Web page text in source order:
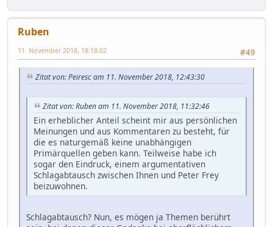
Ruben
#49
11. November 2018, 18:18:02
Zitat von: Peiresc am 11. November 2018, 12:43:30
Zitat von: Ruben am 11. November 2018, 11:32:46
Ein erheblicher Anteil scheint mir aus persönlichen
Meinungen und aus Kommentaren zu besteht, für
die es naturgemäß keine unabhängigen
Primärquellen geben kann. Teilweise habe ich
sogar den Eindruck, einem argumentativen
Schlagabtausch zwischen Ihnen und Peter Frey
beizuwohnen.
Schlagabtausch? Nun, es mögen ja Themen berührt